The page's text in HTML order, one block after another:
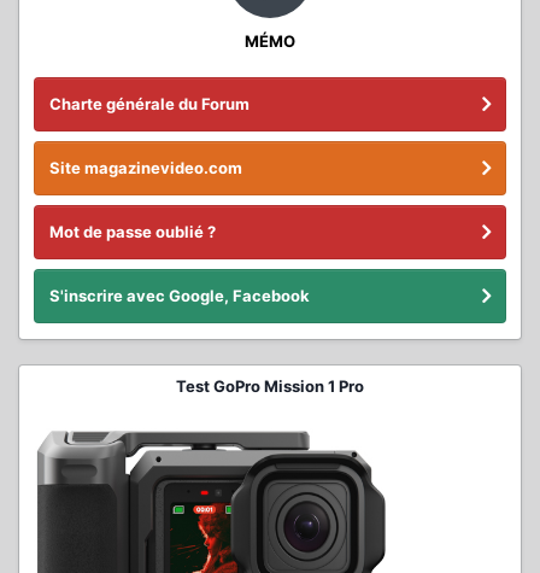
MÉMO
Charte générale du Forum
Site magazinevideo.com
Mot de passe oublié ?
S'inscrire avec Google, Facebook
Test GoPro Mission 1 Pro